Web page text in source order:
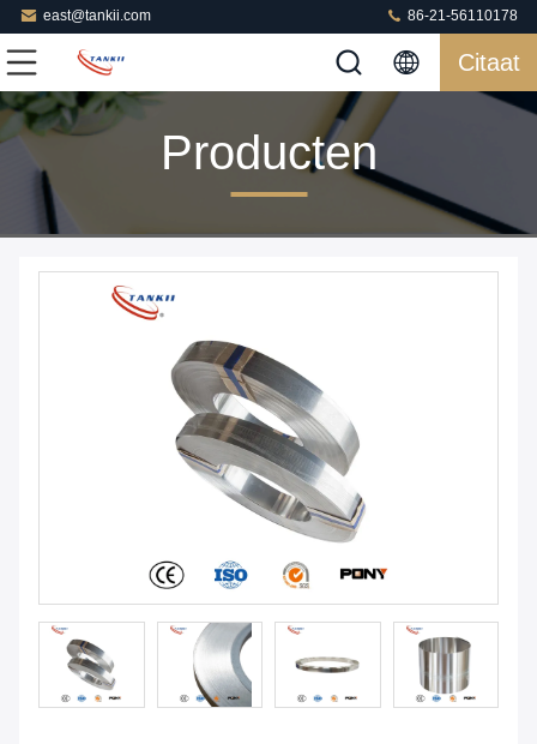
east@tankii.com 86-21-56110178
Citaat
Producten